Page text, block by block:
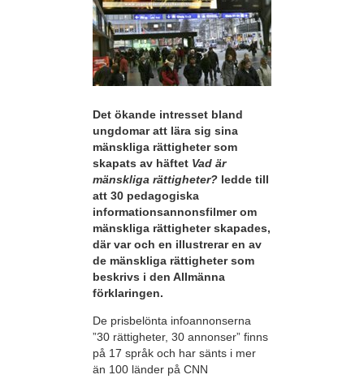
Det ökande intresset bland
ungdomar att lära sig sina
mänskliga rättigheter som
skapats av häftet Vad är
mänskliga rättigheter? ledde till
att 30 pedagogiska
informationsannonsfilmer om
mänskliga rättigheter skapades,
där var och en illustrerar en av
de mänskliga rättigheter som
beskrivs i den Allmänna
förklaringen.
De prisbelönta infoannonserna
”30 rättigheter, 30 annonser” finns
på 17 språk och har sänts i mer
än 100 länder på CNN